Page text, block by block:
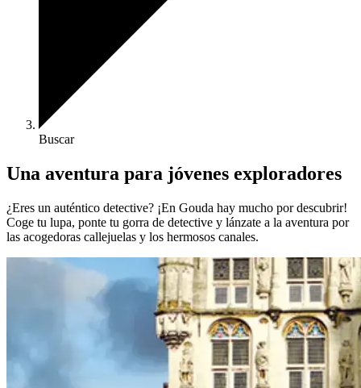
Buscar
Una aventura para jóvenes exploradores
¿Eres un auténtico detective? ¡En Gouda hay mucho por descubrir!
Coge tu lupa, ponte tu gorra de detective y lánzate a la aventura por
las acogedoras callejuelas y los hermosos canales.